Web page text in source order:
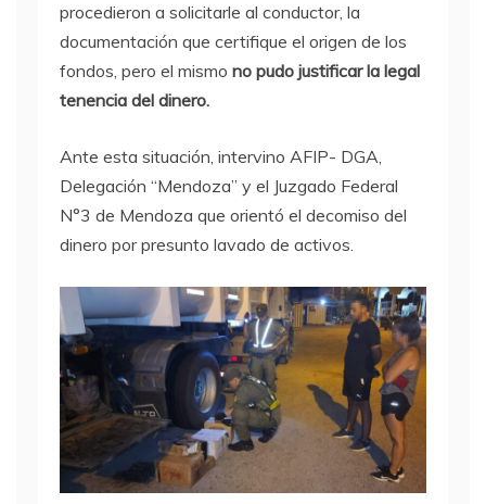
procedieron a solicitarle al conductor, la
documentación que certifique el origen de los
fondos, pero el mismo no pudo justificar la legal
tenencia del dinero.
Ante esta situación, intervino AFIP- DGA,
Delegación “Mendoza” y el Juzgado Federal
N°3 de Mendoza que orientó el decomiso del
dinero por presunto lavado de activos.